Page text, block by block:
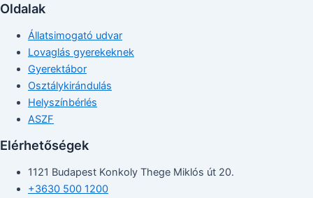
Oldalak
Állatsimogató udvar
Lovaglás gyerekeknek
Gyerektábor
Osztálykirándulás
Helyszínbérlés
ASZF
Elérhetőségek
1121 Budapest Konkoly Thege Miklós út 20.
+3630 500 1200